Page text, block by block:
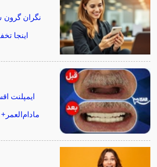
نگران گرون
اینجا
ایمپلنت
مادام‌العمر+ 25% تخفیف